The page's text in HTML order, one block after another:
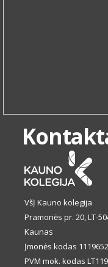
VšĮ Kauno kolegija
Pramonės pr. 20, LT-
Kaunas
Įmonės kodas
PVM mok. kodas